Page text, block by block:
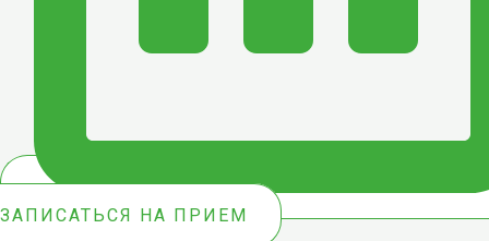
ЗАПИСАТЬСЯ НА ПРИЕМ